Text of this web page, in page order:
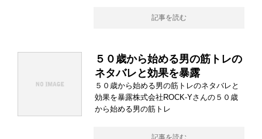
記事を読む
５０歳から始める男の筋トレの
ネタバレと効果を暴露
５０歳から始める男の筋トレのネタバレと
効果を暴露株式会社ROCK-Yさんの５０歳
から始める男の筋トレ
記事を読む